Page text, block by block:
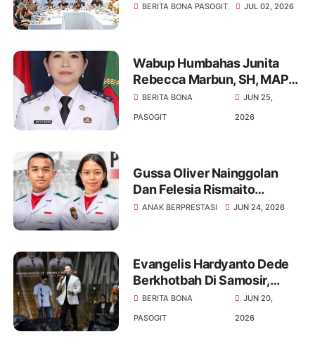
Tuktuk Siadong Dan Menjadi
BERITA BONA PASOGIT JUL 02, 2026
Wabup Humbahas Junita
Rebecca Marbun, SH, MAP
Layangkan Somasi Kepada
Bupati Minim Terlibat Dalam
BERITA BONA
PASOGIT
JUN 25,
2026
Gussa Oliver Nainggolan
Dan Felesia Rismaito
Munthe Harumkan Nama
ANAK BERPRESTASI JUN 24, 2026
Evangelis Hardyanto Dede
Berkhotbah Di Samosir,
Bupati Pembangunan
Infrastruktur Dan Rohani
BERITA BONA
PASOGIT
JUN 20,
2026